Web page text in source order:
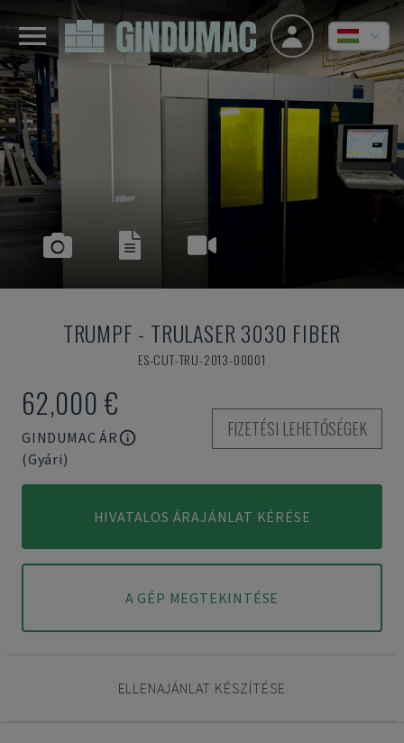
TRUMPF - TRULASER 3030 FIBER
ES-CUT-TRU-2013-00001
62,000 €
GINDUMAC ÁR
(Gyári)
FIZETÉSI LEHETŐSÉGEK
HIVATALOS ÁRAJÁNLAT KÉRÉSE
A GÉP MEGTEKINTÉSE
ELLENAJÁNLAT KÉSZÍTÉSE